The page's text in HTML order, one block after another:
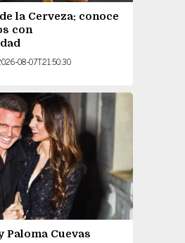
la Cerveza: conoce
con
08-07T21:50:30
Paloma Cuevas